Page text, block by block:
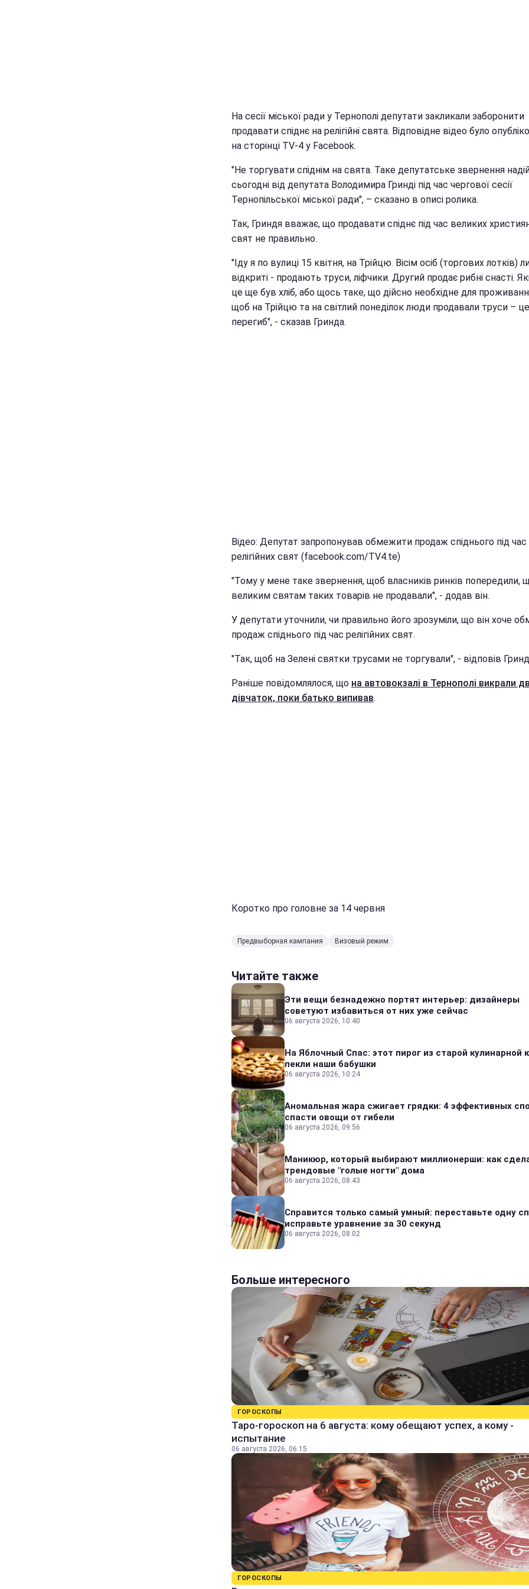
На сесії міської ради у Тернополі депутати закликали заборонити
продавати спіднє на релігійні свята. Відповідне відео було
на сторінці TV-4 у Facebook.
"Не торгувати спіднім на свята. Таке депутатське звернення
сьогодні від депутата Володимира Гринді під час чергової сесії
Тернопільської міської ради", – сказано в описі ролика.
Так, Гриндя вважає, що продавати спіднє під час великих
свят не правильно.
"Іду я по вулиці 15 квітня, на Трійцю. Вісім осіб (торгових лотків)
відкриті - продають труси, ліфчики. Другий продає рибні снасті.
це ще був хліб, або щось таке, що дійсно необхідне для
щоб на Трійцю та на світлий понеділок люди продавали труси –
перегиб", - сказав Гринда.
Відео: Депутат запропонував обмежити продаж спіднього під час
релігійних свят (facebook.com/TV4.te)
"Тому у мене таке звернення, щоб власників ринків попередили,
великим святам таких товарів не продавали", - додав він.
У депутати уточнили, чи правильно його зрозуміли, що він хоче
продаж спіднього під час релігійних свят.
"Так, щоб на Зелені святки трусами не торгували", - відповів
Раніше повідомлялося, що на автовокзалі в Тернополі викрали
дівчаток, поки батько випивав.
Коротко про головне за 14 червня
Предвыборная кампания Визовый режим
Читайте также
Эти вещи безнадежно портят интерьер: дизайнеры
советуют избавиться от них уже сейчас
06 августа 2026, 10:40
На Яблочный Спас: этот пирог из старой кулинарной
пекли наши бабушки
06 августа 2026, 10:24
Аномальная жара сжигает грядки: 4 эффективных
спасти овощи от гибели
06 августа 2026, 09:56
Маникюр, который выбирают миллионерши: как
трендовые "голые ногти" дома
06 августа 2026, 08:43
Справится только самый умный: переставьте одну
исправьте уравнение за 30 секунд
06 августа 2026, 08:02
Больше интересного
ГОРОСКОПЫ
Таро-гороскоп на 6 августа: кому обещают успех, а кому -
испытание
06 августа 2026, 06:15
ГОРОСКОПЫ